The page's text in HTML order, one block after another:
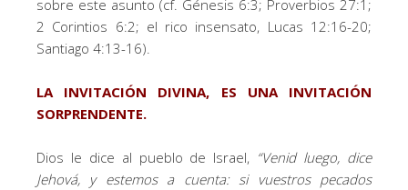
sobre este asunto (cf. Génesis 6:3; Proverbios 27:1;
2 Corintios 6:2; el rico insensato, Lucas 12:16-20;
Santiago 4:13-16).
LA INVITACIÓN DIVINA, ES UNA INVITACIÓN
SORPRENDENTE.
Dios le dice al pueblo de Israel, “Venid luego, dice
Jehová, y estemos a cuenta: si vuestros pecados